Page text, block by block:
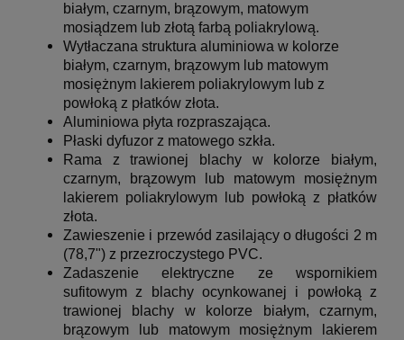
białym, czarnym, brązowym, matowym
mosiądzem lub złotą farbą poliakrylową.
Wytłaczana struktura aluminiowa w kolorze
białym, czarnym, brązowym lub matowym
mosiężnym lakierem poliakrylowym lub z
powłoką z płatków złota.
Aluminiowa płyta rozpraszająca.
Płaski dyfuzor z matowego szkła.
Rama z trawionej blachy w kolorze białym,
czarnym, brązowym lub matowym mosiężnym
lakierem poliakrylowym lub powłoką z płatków
złota.
Zawieszenie i przewód zasilający o długości 2 m
(78,7") z przezroczystego PVC.
Zadaszenie elektryczne ze wspornikiem
sufitowym z blachy ocynkowanej i powłoką z
trawionej blachy w kolorze białym, czarnym,
brązowym lub matowym mosiężnym lakierem